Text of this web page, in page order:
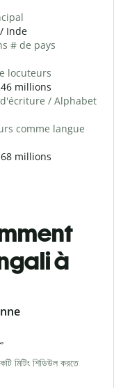
Inde
# de pays
locuteurs
millions
/ Alphabet
comme langue
millions
à
মিটিং শিডিউল করতে